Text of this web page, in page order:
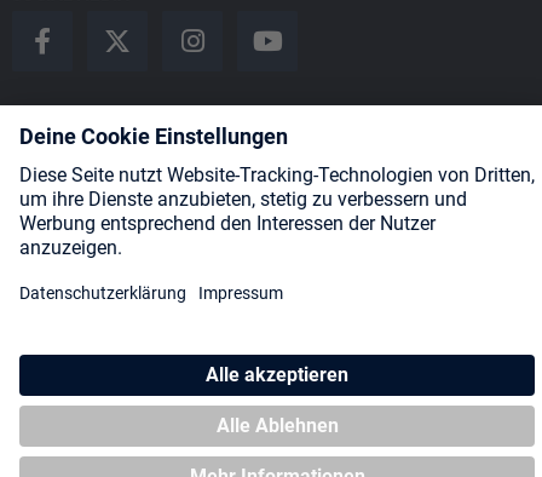
Shipping
* Alle Preise inkl. gesetzl. Mehrwertsteuer zzgl.
ggf. Nachnahmegebühren, wenn nicht anders angegeben.